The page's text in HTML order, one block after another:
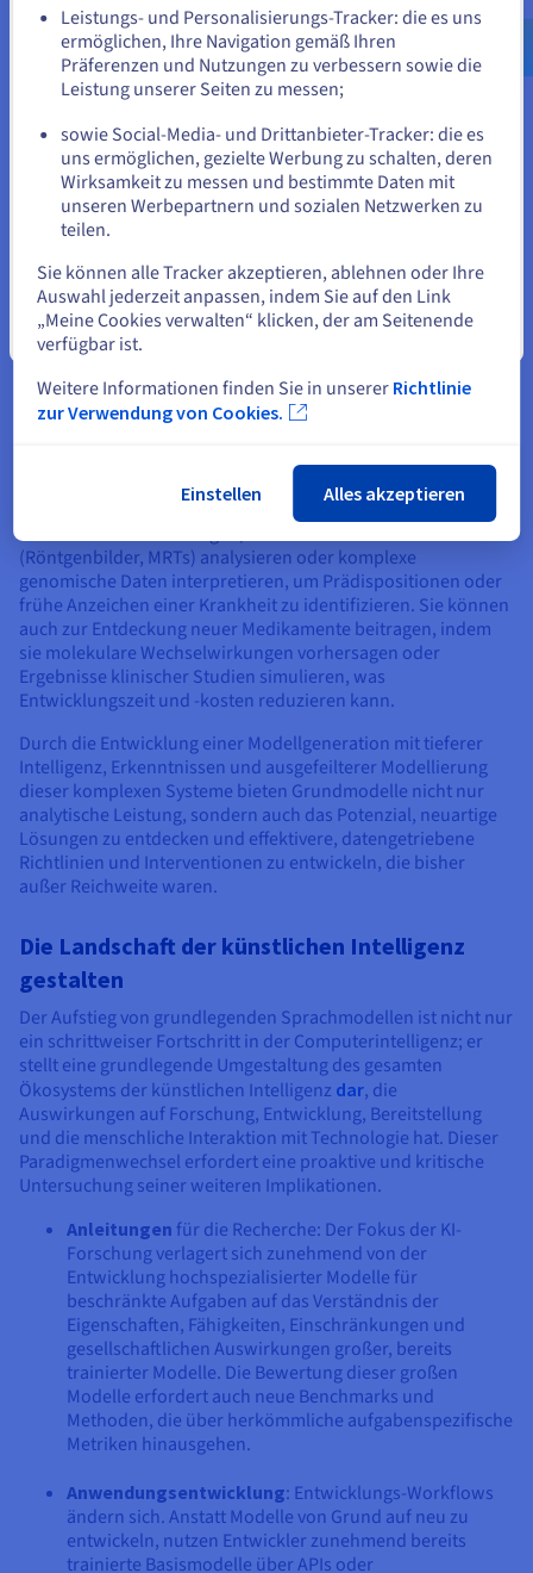
Gesundheitswesen bis hin zu wirtschaftlicher Instabilität, sind
durch komplexe, miteinander verbundene Variablen
gekennzeichnet und enthalten enorme Datenmengen, die
traditionellen Analysen nicht standhalten.
Mit entsprechend optimierten Foundation-Modellen können
unterschiedliche Datenströme - Satellitenbilder, Sensordaten,
Wirtschaftsindikatoren, wissenschaftliche Literatur und
Trends in den sozialen Medien - verarbeitet werden, um
genauere Vorhersagemodelle zu erstellen, komplexe
zu identifizieren.
In einem klimawissenschaftlichen Modell können sie durch
die Integration geografischer, meteorologischer und
Klimaprojektionen verbessern, die Auswirkungen extremer
Wetterereignisse detaillierter modellieren, Abholzungsmuster
Im Gesundheitswesen können Basismodelle die Diagnose von
Krankheiten beschleunigen, indem sie medizinische Bilder
(Röntgenbilder, MRTs) analysieren oder komplexe
genomische Daten interpretieren, um Prädispositionen oder
frühe Anzeichen einer Krankheit zu identifizieren. Sie können
auch zur Entdeckung neuer Medikamente beitragen, indem
sie molekulare Wechselwirkungen vorhersagen oder
Ergebnisse klinischer Studien simulieren, was
Entwicklungszeit und -kosten reduzieren kann.
Durch die Entwicklung einer Modellgeneration mit tieferer
Intelligenz, Erkenntnissen und ausgefeilterer Modellierung
dieser komplexen Systeme bieten Grundmodelle nicht nur
analytische Leistung, sondern auch das Potenzial, neuartige
Lösungen zu entdecken und effektivere, datengetriebene
Richtlinien und Interventionen zu entwickeln, die bisher
außer Reichweite waren.
Die Landschaft der künstlichen Intelligenz
gestalten
Der Aufstieg von grundlegenden Sprachmodellen ist nicht nur
ein schrittweiser Fortschritt in der Computerintelligenz; er
stellt eine grundlegende Umgestaltung des gesamten
Ökosystems der künstlichen Intelligenz dar, die
Auswirkungen auf Forschung, Entwicklung, Bereitstellung
und die menschliche Interaktion mit Technologie hat. Dieser
Paradigmenwechsel erfordert eine proaktive und kritische
Untersuchung seiner weiteren Implikationen.
Anleitungen für die Recherche: Der Fokus der KI-
Forschung verlagert sich zunehmend von der
Entwicklung hochspezialisierter Modelle für
beschränkte Aufgaben auf das Verständnis der
Eigenschaften, Fähigkeiten, Einschränkungen und
gesellschaftlichen Auswirkungen großer, bereits
trainierter Modelle. Die Bewertung dieser großen
Modelle erfordert auch neue Benchmarks und
Methoden, die über herkömmliche aufgabenspezifische
Metriken hinausgehen.
Anwendungsentwicklung: Entwicklungs-Workflows
ändern sich. Anstatt Modelle von Grund auf neu zu
entwickeln, nutzen Entwickler zunehmend bereits
trainierte Basismodelle über APIs oder
us.ovhcloud.com/
Englisch USD - $
oder
Auf der aktuellen Website bleiben
Eine andere Website wählen
Schließen
Leistungs- und Personalisierungs-Tracker: die es uns
ermöglichen, Ihre Navigation gemäß Ihren
Präferenzen und Nutzungen zu verbessern sowie die
Leistung unserer Seiten zu messen;
sowie Social-Media- und Drittanbieter-Tracker: die es
uns ermöglichen, gezielte Werbung zu schalten, deren
Wirksamkeit zu messen und bestimmte Daten mit
unseren Werbepartnern und sozialen Netzwerken zu
teilen.
Sie können alle Tracker akzeptieren, ablehnen oder Ihre
Auswahl jederzeit anpassen, indem Sie auf den Link
„Meine Cookies verwalten“ klicken, der am Seitenende
verfügbar ist.
Weitere Informationen finden Sie in unserer Richtlinie
zur Verwendung von Cookies.
Einstellen Alles akzeptieren